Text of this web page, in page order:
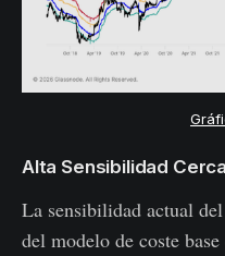
Alta Sensibilidad
La sensibilidad actual
del modelo de coste